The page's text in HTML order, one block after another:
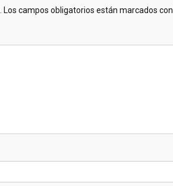
Los campos obligatorios están marcados con